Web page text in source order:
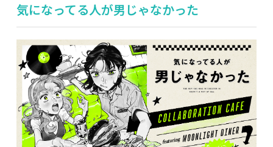
気になってる人が男じゃなかった